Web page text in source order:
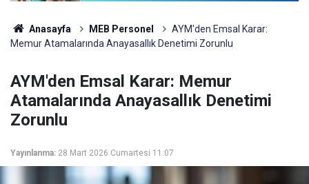
Anasayfa MEB Personel
AYM'den Emsal Karar:
Memur Atamalarında Anayasallık Denetimi Zorunlu
AYM'den Emsal Karar: Memur
Atamalarında Anayasallık Denetimi
Zorunlu
Yayınlanma: 28 Mart 2026 Cumartesi 11:07